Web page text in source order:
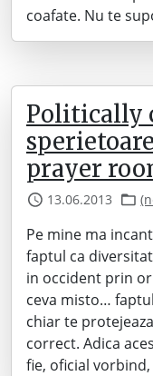
coafate. Nu te
Politically
prayer
13.06.2013
Pe mine ma
faptul ca
in occident prin
ceva misto…
chiar te
correct. Adica
fie, oficial